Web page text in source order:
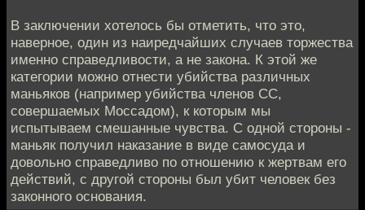
В заключении хотелось бы отметить, что это,
наверное, один из наиредчайших случаев торжества
именно справедливости, а не закона. К этой же
категории можно отнести убийства различных
маньяков (например убийства членов СС,
совершаемых Моссадом), к которым мы
испытываем смешанные чувства. С одной стороны -
маньяк получил наказание в виде самосуда и
довольно справедливо по отношению к жертвам его
действий, с другой стороны был убит человек без
законного основания.